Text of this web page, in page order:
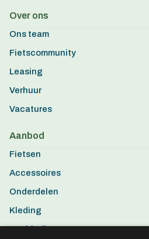
Over ons
Ons team
Fietscommunity
Leasing
Verhuur
Vacatures
Aanbod
Fietsen
Accessoires
Onderdelen
Kleding
Aanbiedingen